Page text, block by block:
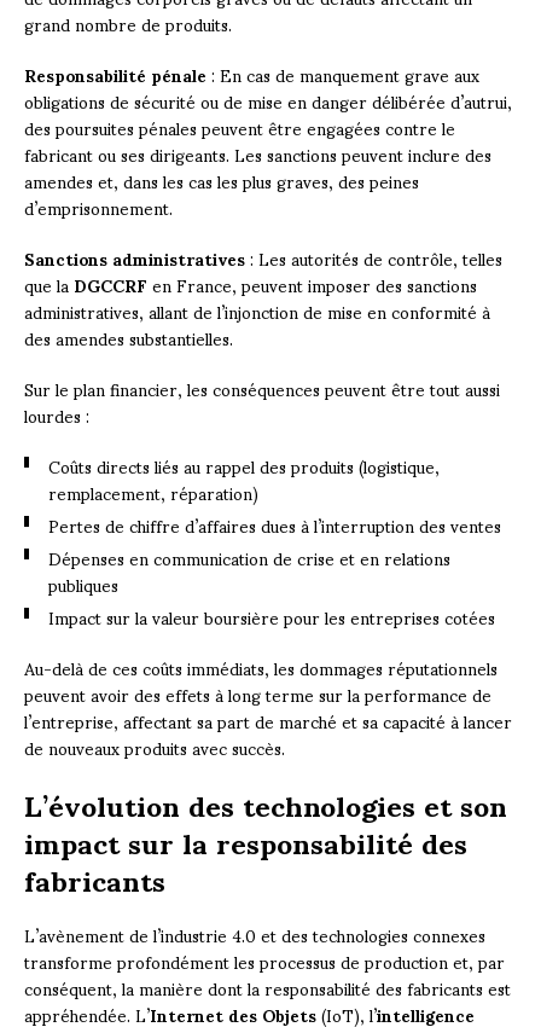
grand nombre de produits.
Responsabilité pénale: En cas de manquement grave aux
obligations de sécurité ou de mise en danger délibérée d’autrui,
des poursuites pénales peuvent être engagées contre le
fabricant ou ses dirigeants. Les sanctions peuvent inclure des
amendes et, dans les cas les plus graves, des peines
d’emprisonnement.
Sanctions administratives: Les autorités de contrôle, telles
que laDGCCRFen France, peuvent imposer des sanctions
administratives, allant de l’injonction de mise en conformité à
des amendes substantielles.
Sur le plan financier, les conséquences peuvent être tout aussi
lourdes :
Coûts directs liés au rappel des produits (logistique,
remplacement, réparation)
Pertes de chiffre d’affaires dues à l’interruption des ventes
Dépenses en communication de crise et en relations
publiques
Impact sur la valeur boursière pour les entreprises cotées
Au-delà de ces coûts immédiats, les dommages réputationnels
peuvent avoir des effets à long terme sur la performance de
l’entreprise, affectant sa part de marché et sa capacité à lancer
de nouveaux produits avec succès.
L’évolution des technologies et son
impact sur la responsabilité des
fabricants
L’avènement de l’industrie 4.0 et des technologies connexes
transforme profondément les processus de production et, par
conséquent, la manière dont la responsabilité des fabricants est
appréhendée. L’Internet des Objets(IoT), l’intelligence